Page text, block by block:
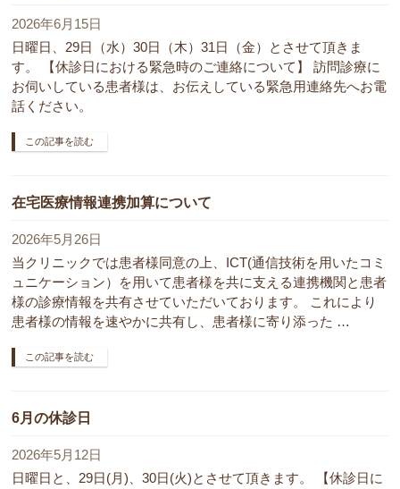
2026年6月15日
日曜日、29日（水）30日（木）31日（金）とさせて頂きま
す。 【休診日における緊急時のご連絡について】 訪問診療に
お伺いしている患者様は、お伝えしている緊急用連絡先へお電
話ください。
この記事を読む
在宅医療情報連携加算について
2026年5月26日
当クリニックでは患者様同意の上、ICT(通信技術を用いたコミ
ュニケーション）を用いて患者様を共に支える連携機関と患者
様の診療情報を共有させていただいております。 これにより
患者様の情報を速やかに共有し、患者様に寄り添った …
この記事を読む
6月の休診日
2026年5月12日
日曜日と、29日(月)、30日(火)とさせて頂きます。 【休診日に